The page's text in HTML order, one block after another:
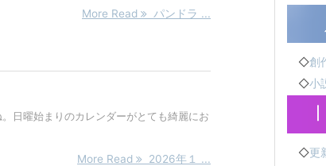
More Read パンドラ ...
日曜始まりのカレンダーがとても綺麗にお
More Read 2026年１ ...
◇創
◇小
◇更